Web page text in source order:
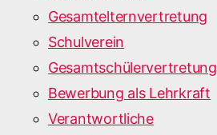
Gesamtelternvertretung
Schulverein
Gesamtschülervertretung
Bewerbung als Lehrkraft
Verantwortliche